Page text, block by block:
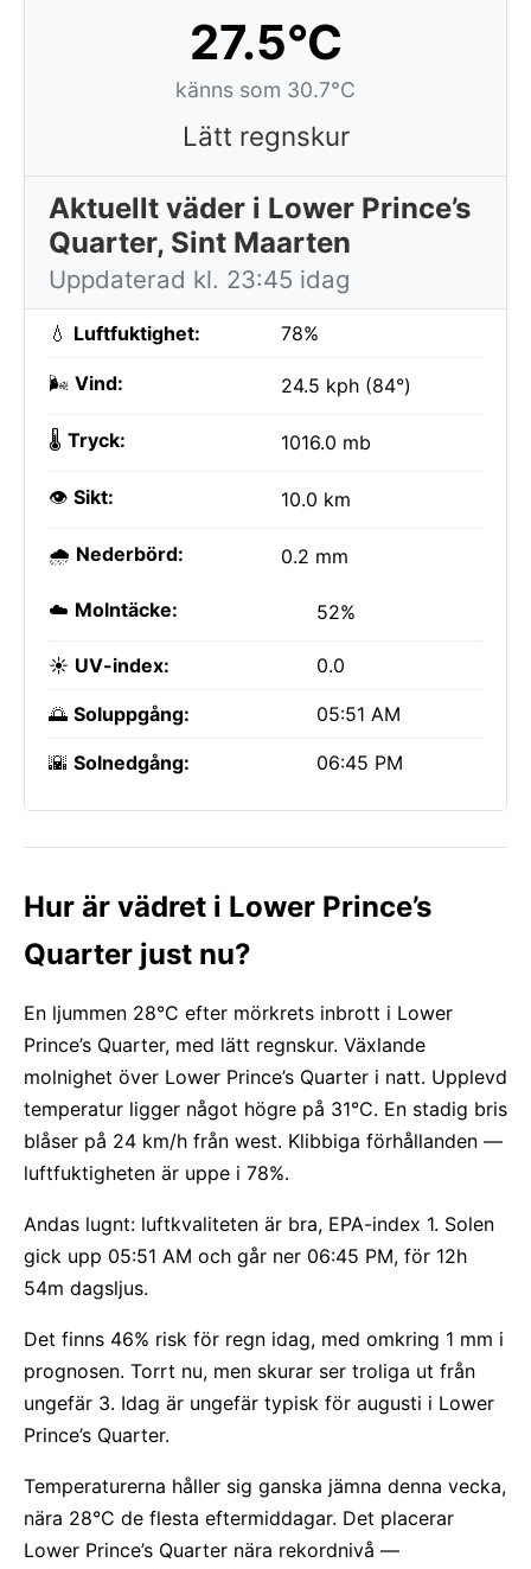
27.5°C
känns som 30.7°C
Lätt regnskur
Aktuellt väder i Lower Prince’s
Quarter, Sint Maarten
Uppdaterad kl. 23:45 idag
💧 Luftfuktighet: 78%
🌬️ Vind: 24.5 kph (84°)
🌡️ Tryck: 1016.0 mb
👁️ Sikt: 10.0 km
🌧️ Nederbörd: 0.2 mm
☁️ Molntäcke: 52%
☀️ UV-index: 0.0
🌅 Soluppgång: 05:51 AM
🌇 Solnedgång: 06:45 PM
Hur är vädret i Lower Prince’s
Quarter just nu?
En ljummen 28°C efter mörkrets inbrott i Lower
Prince’s Quarter, med lätt regnskur. Växlande
molnighet över Lower Prince’s Quarter i natt. Upplevd
temperatur ligger något högre på 31°C. En stadig bris
blåser på 24 km/h från west. Klibbiga förhållanden —
luftfuktigheten är uppe i 78%.
Andas lugnt: luftkvaliteten är bra, EPA-index 1. Solen
gick upp 05:51 AM och går ner 06:45 PM, för 12h
54m dagsljus.
Det finns 46% risk för regn idag, med omkring 1 mm i
prognosen. Torrt nu, men skurar ser troliga ut från
ungefär 3. Idag är ungefär typisk för augusti i Lower
Prince’s Quarter.
Temperaturerna håller sig ganska jämna denna vecka,
nära 28°C de flesta eftermiddagar. Det placerar
Lower Prince’s Quarter nära rekordnivå —